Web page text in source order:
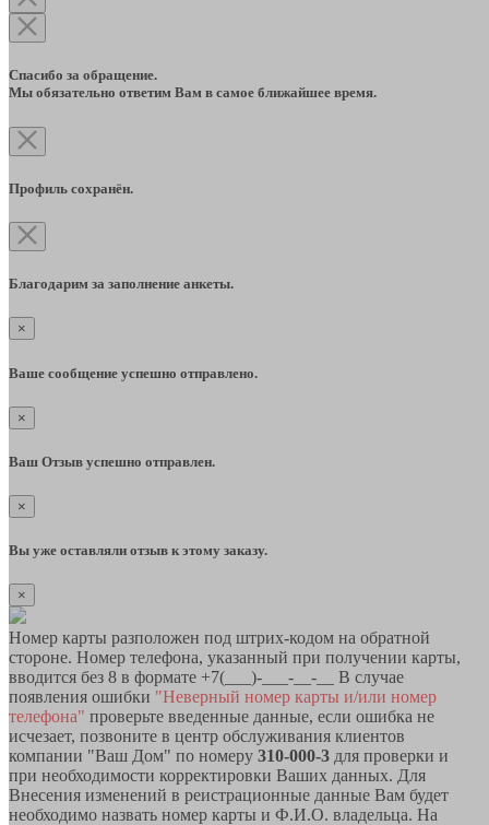
Спасибо за обращение.
Мы обязательно ответим Вам в самое ближайшее время.
Профиль сохранён.
Благодарим за заполнение анкеты.
×
Ваше сообщение успешно отправлено.
×
Ваш Отзыв успешно отправлен.
×
Вы уже оставляли отзыв к этому заказу.
×
Номер карты разположен под штрих-кодом на обратной
стороне. Номер телефона, указанный при получении карты,
вводится без 8 в формате +7(___)-___-__-__ В случае
появления ошибки "Неверный номер карты и/или номер
телефона" проверьте введенные данные, если ошибка не
исчезает, позвоните в центр обслуживания клиентов
компании "Ваш Дом" по номеру 310-000-3 для проверки и
при необходимости корректировки Ваших данных. Для
Внесения изменений в реистрационные данные Вам будет
необходимо назвать номер карты и Ф.И.О. владельца. На